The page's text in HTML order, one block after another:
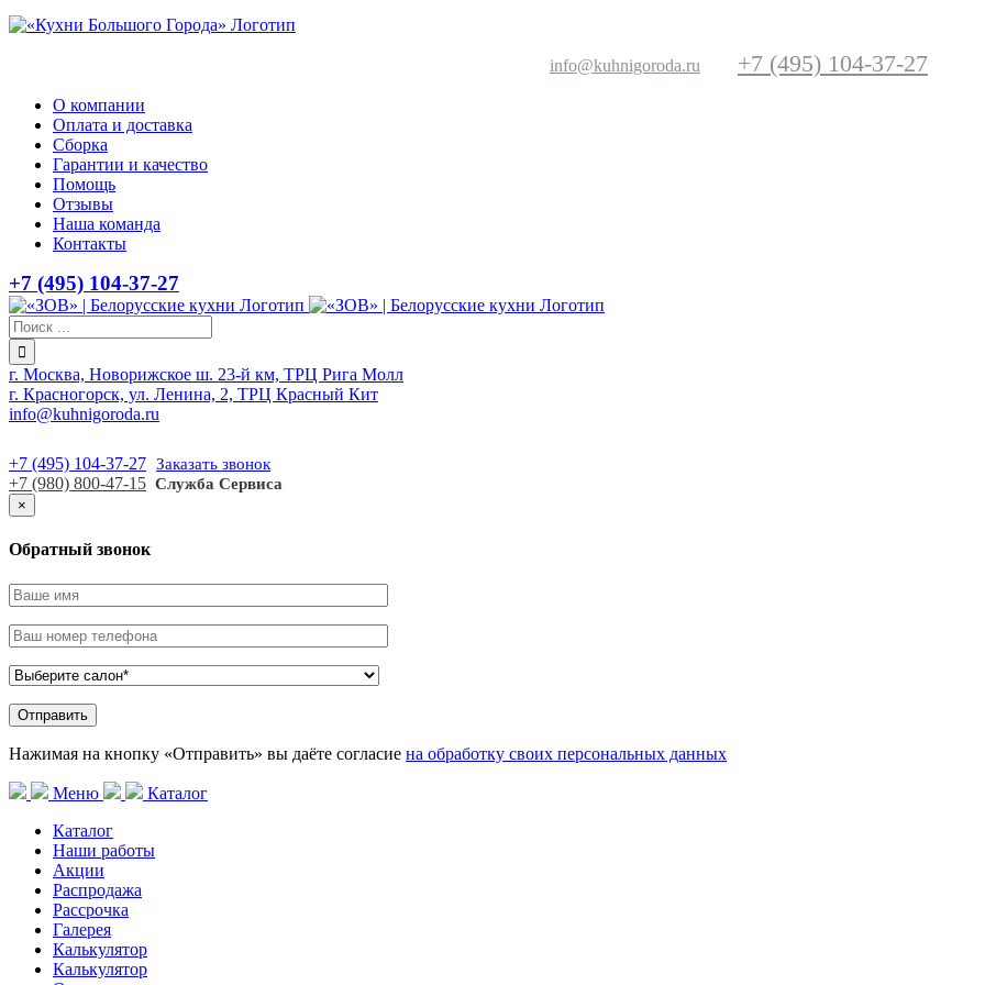
info@kuhnigoroda.ru +7 (495) 104-37-27
О компании
Оплата и доставка
Сборка
Гарантии и качество
Помощь
Отзывы
Наша команда
Контакты
+7 (495) 104-37-27
г. Москва, Новорижское ш. 23-й км, ТРЦ Рига Молл
г. Красногорск, ул. Ленина, 2, ТРЦ Красный Кит
info@kuhnigoroda.ru
+7 (495) 104-37-27 Заказать звонок
+7 (980) 800-47-15 Служба Сервиса
×
Обратный звонок
Нажимая на кнопку «Отправить» вы даёте согласие на обработку своих персональных данных
Меню
Каталог
Каталог
Наши работы
Акции
Распродажа
Рассрочка
Галерея
Калькулятор
Калькулятор